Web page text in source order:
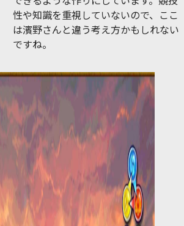
性や知識を重視していないので、ここ
は濱野さんと違う考え方かもしれない
ですね。